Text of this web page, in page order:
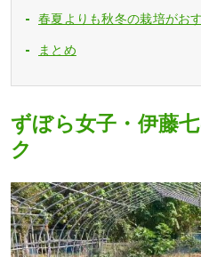
春夏よりも秋冬の栽培がお
まとめ
ずぼら女子・伊藤
ク